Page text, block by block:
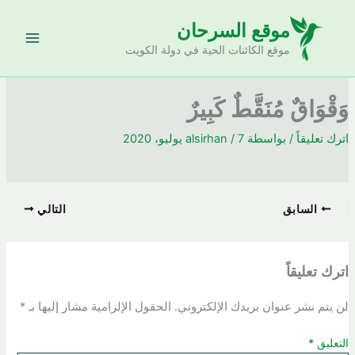
موقع السرحان
موقع الكائنات الحية في دولة الكويت
وَقْوَاقٌ مُنَقَّطٌ كَبِيرٌ
اترك تعليقاً / بواسطة alsirhan/7 يوليو، 2020
السابق التالي
اترك تعليقاً
لن يتم نشر عنوان بريدك الإلكتروني. الحقول الإلزامية مشار إليها بـ *
التعليق *